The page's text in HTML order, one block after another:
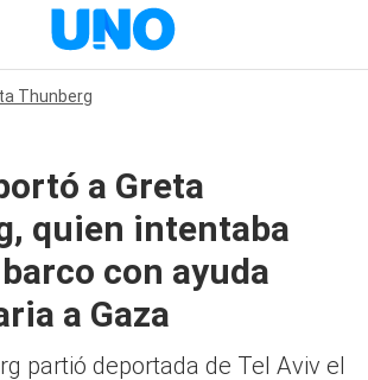
Thunberg
a Greta
quien intentaba
con ayuda
a Gaza
partió deportada de Tel Aviv el